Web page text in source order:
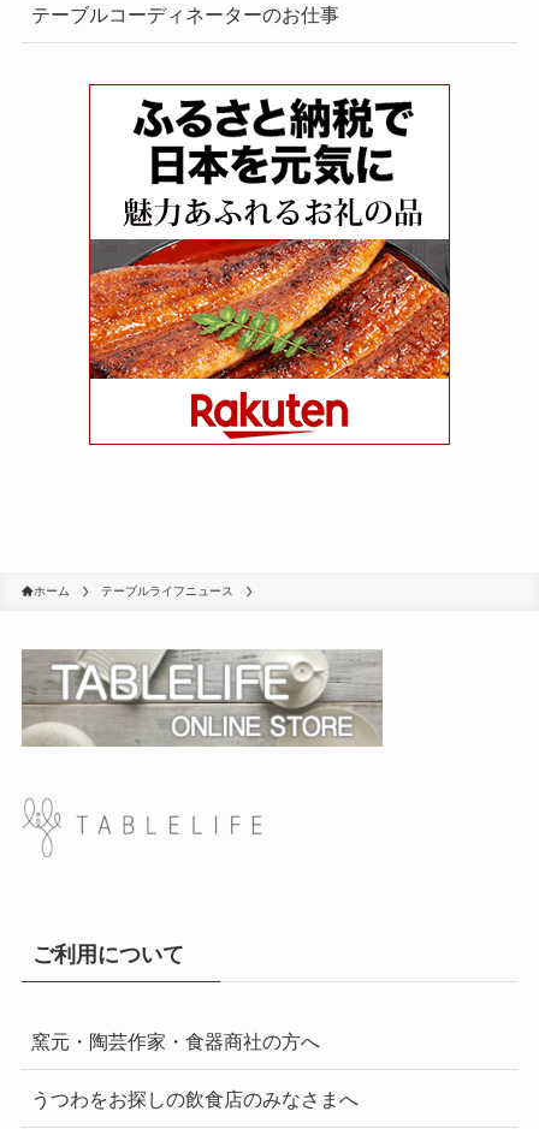
テーブルコーディネーターのお仕事
ホーム テーブルライフニュース
ご利用について
窯元・陶芸作家・食器商社の方へ
うつわをお探しの飲食店のみなさまへ